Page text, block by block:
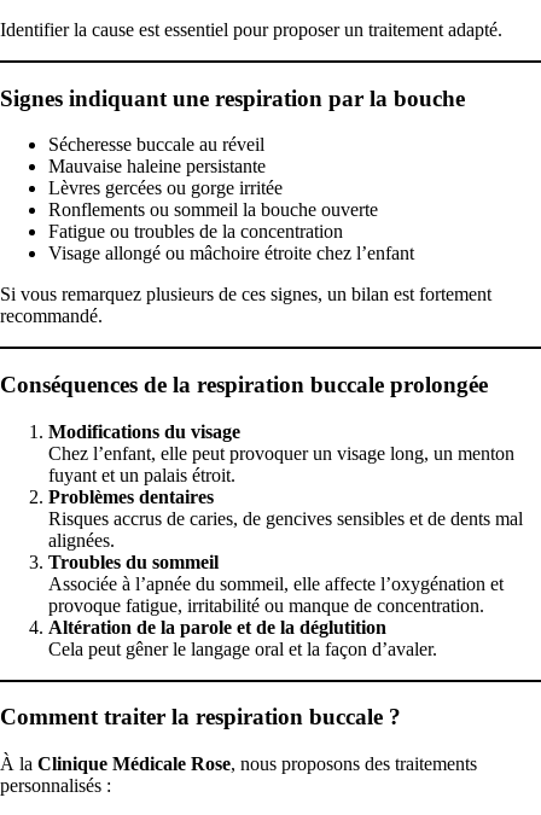
Identifier la cause est essentiel pour proposer un traitement adapté.
Signes indiquant une respiration par la bouche
Sécheresse buccale au réveil
Mauvaise haleine persistante
Lèvres gercées ou gorge irritée
Ronflements ou sommeil la bouche ouverte
Fatigue ou troubles de la concentration
Visage allongé ou mâchoire étroite chez l’enfant
Si vous remarquez plusieurs de ces signes, un bilan est fortement
recommandé.
Conséquences de la respiration buccale prolongée
Modifications du visage
Chez l’enfant, elle peut provoquer un visage long, un menton
fuyant et un palais étroit.
Problèmes dentaires
Risques accrus de caries, de gencives sensibles et de dents mal
alignées.
Troubles du sommeil
Associée à l’apnée du sommeil, elle affecte l’oxygénation et
provoque fatigue, irritabilité ou manque de concentration.
Altération de la parole et de la déglutition
Cela peut gêner le langage oral et la façon d’avaler.
Comment traiter la respiration buccale ?
À la Clinique Médicale Rose, nous proposons des traitements
personnalisés :